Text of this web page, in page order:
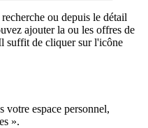
ou depuis le détail
ajouter la ou les offres de
suffit de cliquer sur l'icône
votre espace personnel,
».